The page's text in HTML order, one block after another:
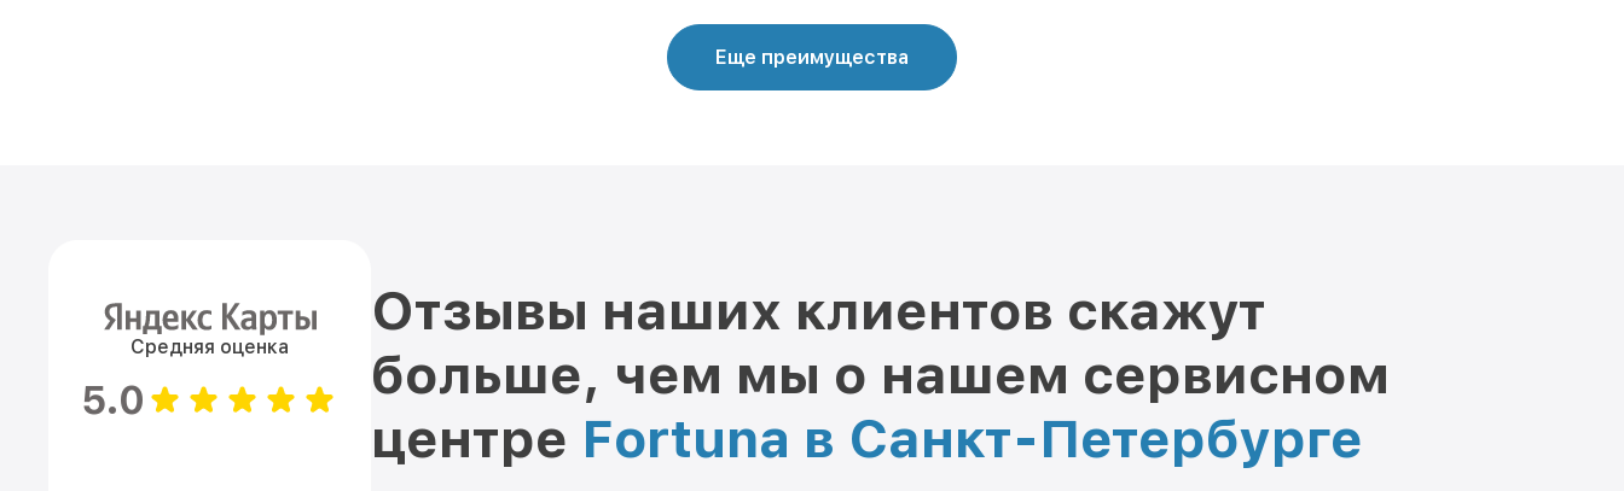
Еще преимущества
Средняя оценка
5.0
Отзывы наших клиентов скажут
больше, чем мы о нашем сервисном
центре Fortuna в Санкт-Петербурге